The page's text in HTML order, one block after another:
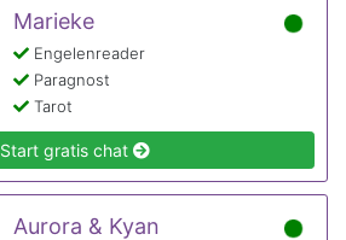
Marieke
Engelenreader
Paragnost
Tarot
Start gratis chat
Aurora & Kyan